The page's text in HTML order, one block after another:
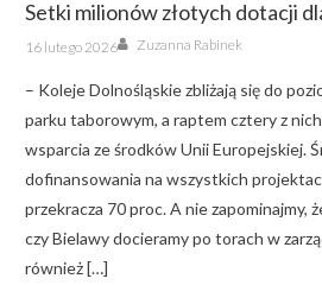
Setki milionów złotych dotacji
Posted
on
16 lutego 2026 Author
Zuzanna Rabinek
– Koleje Dolnośląskie zbliżają się do
parku taborowym, a raptem cztery z
wsparcia ze środków Unii Europejskiej.
dofinansowania na wszystkich
przekracza 70 proc. A nie zapominajmy,
czy Bielawy docieramy po torach w
również […]